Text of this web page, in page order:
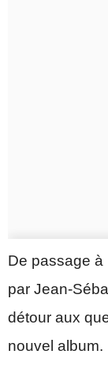
De passage à
par Jean-
détour aux
nouvel album.